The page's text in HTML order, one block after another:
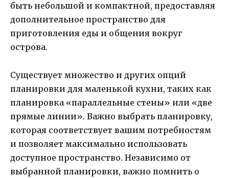
быть небольшой и компактной, предоставляя
дополнительное пространство для
приготовления еды и общения вокруг
острова.
Существует множество и других опций
планировки для маленькой кухни, таких как
планировка «параллельные стены» или «две
прямые линии». Важно выбрать планировку,
которая соответствует вашим потребностям
и позволяет максимально использовать
доступное пространство. Независимо от
выбранной планировки, важно помнить о